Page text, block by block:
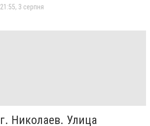
21:55, 3 серпня
г. Николаев. Улица